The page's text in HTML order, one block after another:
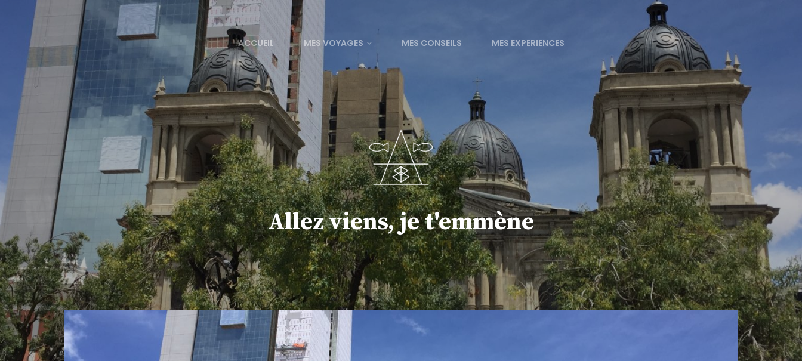
ACCUEIL MES VOYAGES MES CONSEILS MES EXPERIENCES
Allez viens, je t'emmène